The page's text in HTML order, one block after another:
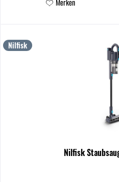
Merken
Nilfisk
Nilfisk